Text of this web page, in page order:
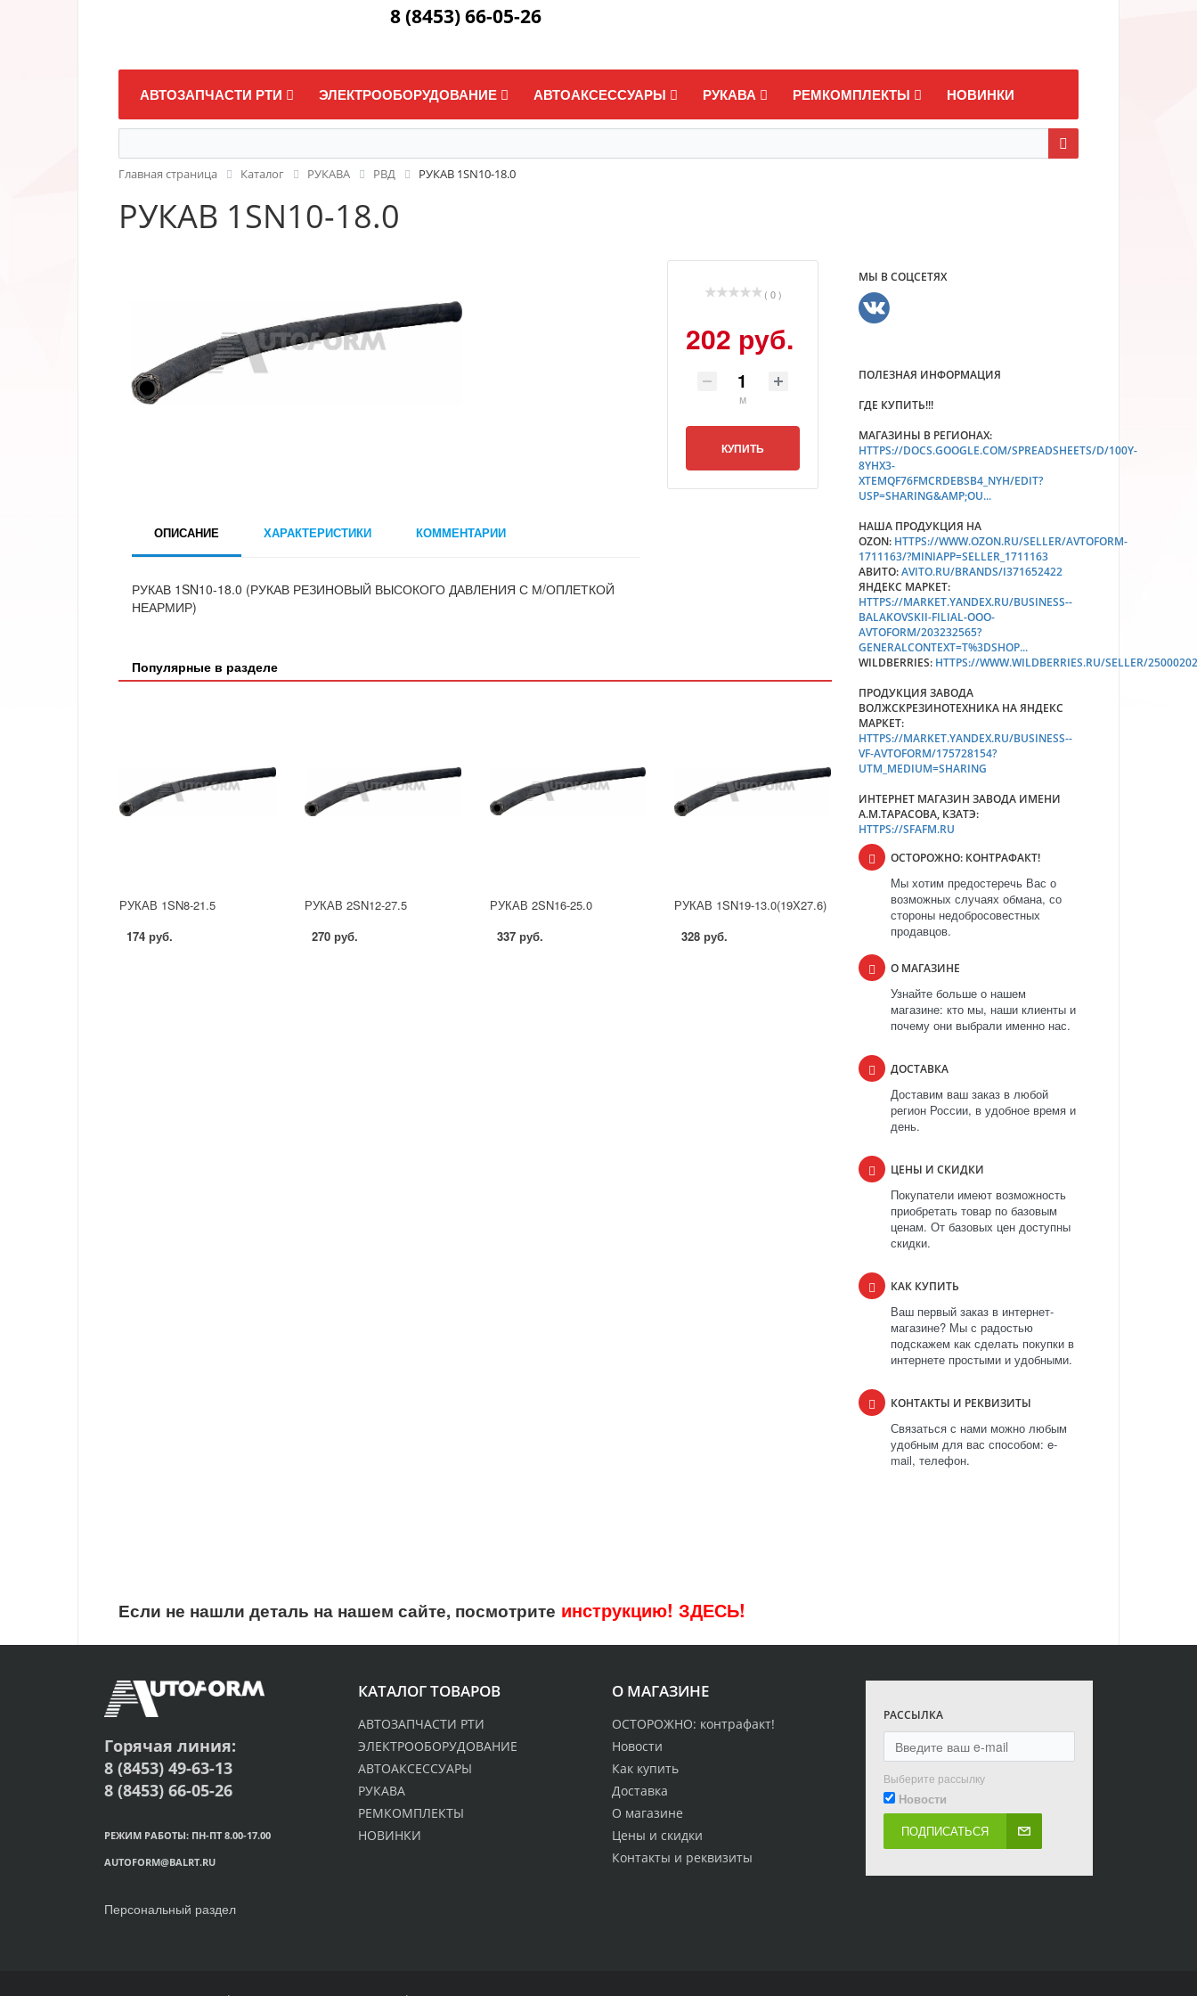
8 (8453) 66-05-26
АВТОЗАПЧАСТИ РТИ ЭЛЕКТРООБОРУДОВАНИЕ АВТОАКСЕССУАРЫ РУКАВА РЕМКОМПЛЕКТЫ НОВИНКИ
Главная страница Каталог РУКАВА РВД РУКАВ 1SN10-18.0
РУКАВ 1SN10-18.0
( 0 )
202 руб.
м
КУПИТЬ
ОПИСАНИЕ ХАРАКТЕРИСТИКИ КОММЕНТАРИИ
РУКАВ 1SN10-18.0 (РУКАВ РЕЗИНОВЫЙ ВЫСОКОГО ДАВЛЕНИЯ С М/ОПЛЕТКОЙ
НЕАРМИР)
Популярные в разделе
РУКАВ 1SN8-21.5
174 руб.
РУКАВ 2SN12-27.5
270 руб.
РУКАВ 2SN16-25.0
337 руб.
РУКАВ 1SN19-13.0(19Х27.6)
328 руб.
МЫ В СОЦСЕТЯХ
ПОЛЕЗНАЯ ИНФОРМАЦИЯ
ГДЕ КУПИТЬ!!!
МАГАЗИНЫ В РЕГИОНАХ:
HTTPS://DOCS.GOOGLE.COM/SPREADSHEETS/D/100Y-
8YHX3-
XTEMQF76FMCRDEBSB4_NYH/EDIT?
USP=SHARING&AMP;OU...
НАША ПРОДУКЦИЯ НА
OZON: HTTPS://WWW.OZON.RU/SELLER/AVTOFORM-
1711163/?MINIAPP=SELLER_1711163
АВИТО:AVITO.RU/BRANDS/I371652422
ЯНДЕКС МАРКЕТ:
HTTPS://MARKET.YANDEX.RU/BUSINESS--
BALAKOVSKII-FILIAL-OOO-
AVTOFORM/203232565?
GENERALCONTEXT=T%3DSHOP...
WILDBERRIES: HTTPS://WWW.WILDBERRIES.RU/SELLER/
ПРОДУКЦИЯ ЗАВОДА
ВОЛЖСКРЕЗИНОТЕХНИКА НА ЯНДЕКС
МАРКЕТ:
HTTPS://MARKET.YANDEX.RU/BUSINESS--
VF-AVTOFORM/175728154?
UTM_MEDIUM=SHARING
ИНТЕРНЕТ МАГАЗИН ЗАВОДА ИМЕНИ
А.М.ТАРАСОВА, КЗАТЭ:
HTTPS://SFAFM.RU
ОСТОРОЖНО: КОНТРАФАКТ!
Мы хотим предостеречь Вас о
возможных случаях обмана, со
стороны недобросовестных
продавцов.
О МАГАЗИНЕ
Узнайте больше о нашем
магазине: кто мы, наши клиенты и
почему они выбрали именно нас.
ДОСТАВКА
Доставим ваш заказ в любой
регион России, в удобное время и
день.
ЦЕНЫ И СКИДКИ
Покупатели имеют возможность
приобретать товар по базовым
ценам. От базовых цен доступны
скидки.
КАК КУПИТЬ
Ваш первый заказ в интернет-
магазине? Мы с радостью
подскажем как сделать покупки в
интернете простыми и удобными.
КОНТАКТЫ И РЕКВИЗИТЫ
Связаться с нами можно любым
удобным для вас способом: e-
mail, телефон.
Если не нашли деталь на нашем сайте, посмотрите инструкцию! ЗДЕСЬ!
О МАГАЗИНЕ
ОСТОРОЖНО: контрафакт!
Новости
Как купить
Доставка
О магазине
Цены и скидки
Контакты и реквизиты
КАТАЛОГ ТОВАРОВ
АВТОЗАПЧАСТИ РТИ
ЭЛЕКТРООБОРУДОВАНИЕ
АВТОАКСЕССУАРЫ
РУКАВА
РЕМКОМПЛЕКТЫ
НОВИНКИ
РАССЫЛКА
Выберите рассылку
Новости
ПОДПИСАТЬСЯ
Горячая линия:
8 (8453) 49-63-13
8 (8453) 66-05-26
РЕЖИМ РАБОТЫ: ПН-ПТ 8.00-17.00
AUTOFORM@BALRT.RU
Персональный раздел